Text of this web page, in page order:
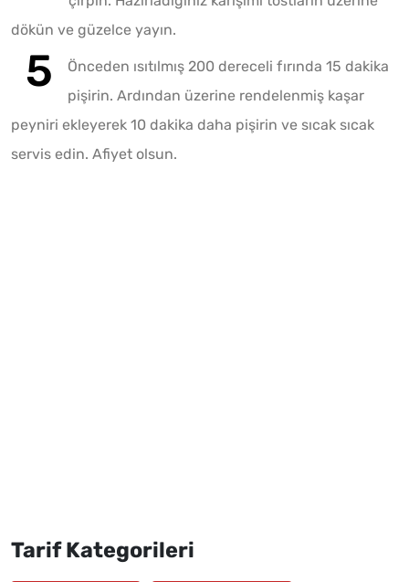
dökün ve güzelce yayın.
Önceden ısıtılmış 200 dereceli fırında 15 dakika
pişirin. Ardından üzerine rendelenmiş kaşar
peyniri ekleyerek 10 dakika daha pişirin ve sıcak sıcak
servis edin. Afiyet olsun.
Tarif Kategorileri